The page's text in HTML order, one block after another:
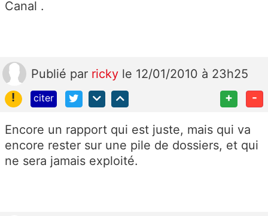
Canal .
Publié par ricky le 12/01/2010 à 23h25
!
citer + -
Encore un rapport qui est juste, mais qui va
encore rester sur une pile de dossiers, et qui
ne sera jamais exploité.